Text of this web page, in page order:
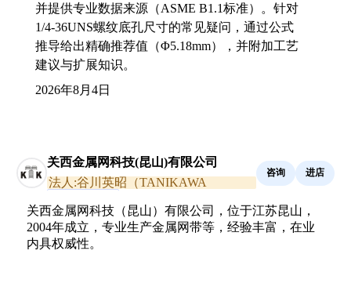
并提供专业数据来源（ASME B1.1标准）。针对
1/4-36UNS螺纹底孔尺寸的常见疑问，通过公式
推导给出精确推荐值（Φ5.18mm），并附加工艺
建议与扩展知识。
2026年8月4日
关西金属网科技(昆山)有限公司
法人:谷川英昭（TANIKAWA
咨询 进店
关西金属网科技（昆山）有限公司，位于江苏昆山，
2004年成立，专业生产金属网带等，经验丰富，在业
内具权威性。